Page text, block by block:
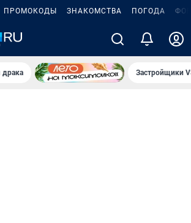
ПРОМОКОДЫ ЗНАКОМСТВА ПОГОДА
драка Застройщики